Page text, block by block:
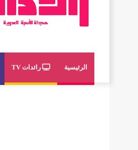
الرئيسية رائدات TV